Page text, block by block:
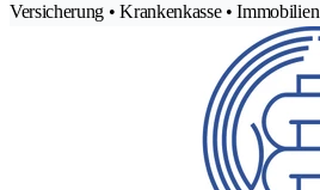
Versicherung • Krankenkasse • Immobilien